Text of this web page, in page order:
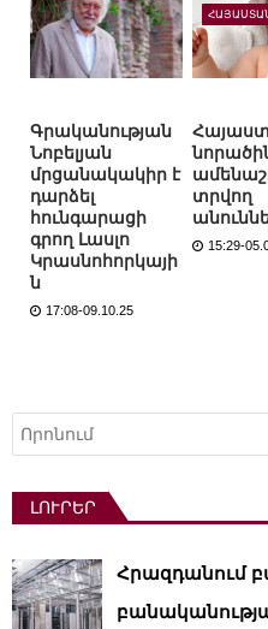
Գրականության
Նոբելյան
մրցանակակիր է
դարձել
հունգարացի
գրող Լասլո
Կրասնոհորկայի
ն
17:08-09.10.25
տրվող
15:29-
Որոնել
ԼՈՒՐԵՐ
Հրազդանում